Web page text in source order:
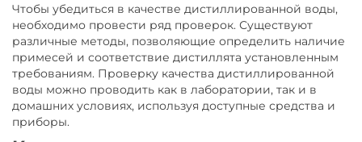
Чтобы убедиться в качестве дистиллированной воды,
необходимо провести ряд проверок. Существуют
различные методы, позволяющие определить наличие
примесей и соответствие дистиллята установленным
требованиям. Проверку качества дистиллированной
воды можно проводить как в лаборатории, так и в
домашних условиях, используя доступные средства и
приборы.